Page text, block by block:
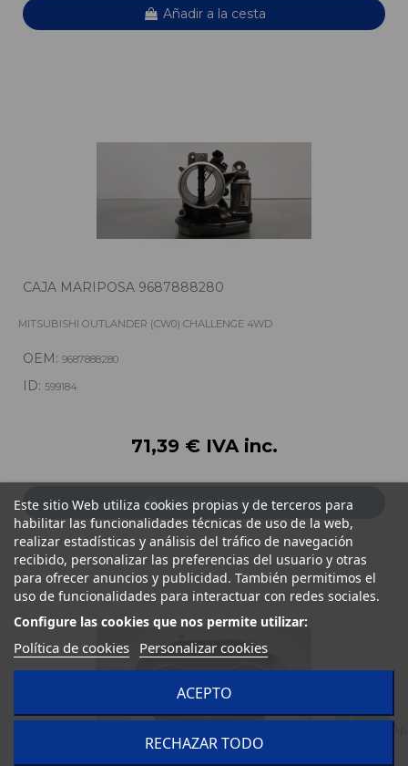
Añadir a la cesta
CAJA MARIPOSA 9687888280
MITSUBISHI OUTLANDER (CW0) CHALLENGE 4WD
OEM: 9687888280
ID: 599184
71,39 € IVA inc.
Añadir a la cesta
Este sitio Web utiliza cookies propias y de terceros para
habilitar las funcionalidades técnicas de uso de la web,
realizar estadísticas y análisis del tráfico de navegación
recibido, personalizar las preferencias del usuario y otras
para ofrecer anuncios y publicidad. También permitimos el
uso de funcionalidades para interactuar con redes sociales.
Configure las cookies que nos permite utilizar:
Política de cookies Personalizar cookies
RECHAZAR TODO
ACEPTO